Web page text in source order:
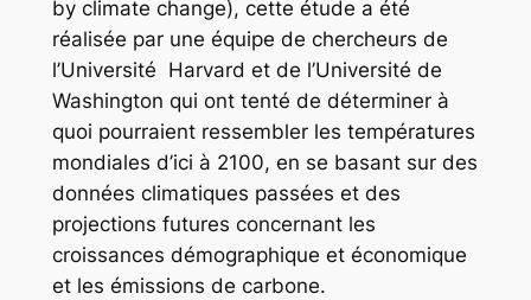
by climate change), cette étude a été
réalisée par une équipe de chercheurs de
l’Université Harvard et de l’Université de
Washington qui ont tenté de déterminer à
quoi pourraient ressembler les températures
mondiales d’ici à 2100, en se basant sur des
données climatiques passées et des
projections futures concernant les
croissances démographique et économique
et les émissions de carbone.